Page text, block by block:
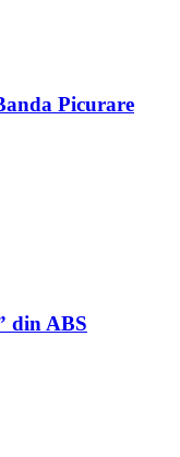
Picurare
din ABS